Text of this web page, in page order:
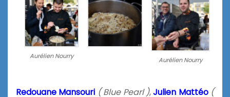
Aurélien Nourry Aurélien Nourry
Redouane Mansouri ( Blue Pearl ),Julien Mattéo (